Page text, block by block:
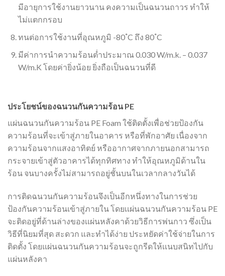
มีอายุการใช้งานยาวนาน คงความเป็นฉนวนถาวร ทำให้
ไม่แตกกรอบ
ทนต่อการใช้งานที่อุณหภูมิ -80 ํC ถึง 80 ํC
มีค่าการนำความร้อนต่ำประมาณ 0.030 W/m.k. – 0.037
W/m.K โดยค่ายิ่งน้อย ยิ่งถือเป็นฉนวนที่ดี
ประโยชน์ของฉนวนกันความร้อน PE
แผ่นฉนวนกันความร้อน PE Foam ใช้ติดตั้งเพื่อช่วยป้องกัน
ความร้อนที่จะเข้าสู่ภายในอาคาร หรือที่พักอาศัย เนื่องจาก
ความร้อนจากแสงอาทิตย์ หรืออากาศจากภายนอกสามารถ
กระจายเข้าสู่ตัวอาคารได้ทุกทิศทาง ทำให้อุณหภูมิด้านใน
ร้อน จนบางครั้งไม่สามารถอยู่ชั้นบนในเวลากลางวันได้
การติดฉนวนกันความร้อนจึงเป็นอีกหนึ่งทางในการช่วย
ป้องกันความร้อนเข้าสู่ภายใน โดยเเผ่นฉนวนกันความร้อน PE
จะติดอยู่ที่ด้านล่างของเเผ่นหลังคาด้วยวิธีการพ่นกาว ซึ่งเป็น
วิธีที่นิยมที่สุด สะดวก และทำได้ง่าย ประหยัดค่าใช้จ่ายในการ
ติดตั้ง โดยแผ่นฉนวนกันความร้อนจะถูกรีดให้เเนบสนิทไปกับ
แผ่นหลังคา